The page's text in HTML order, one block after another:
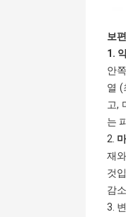
보
1.
안
열 (
고,
는
2.
재
것
감
3.